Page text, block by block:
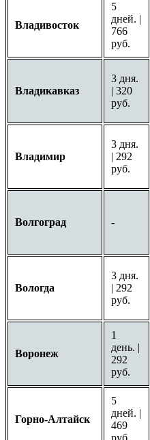
Владивосток
5
дней. |
766
руб.
Владикавказ
3 дня.
| 320
руб.
Владимир
3 дня.
| 292
руб.
Волгоград -
Вологда
3 дня.
| 292
руб.
Воронеж
1
день. |
292
руб.
Горно-Алтайск
5
дней. |
469